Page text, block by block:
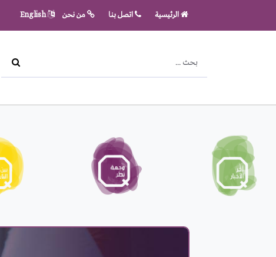
الرئيسية اتصل بنا من نحن English